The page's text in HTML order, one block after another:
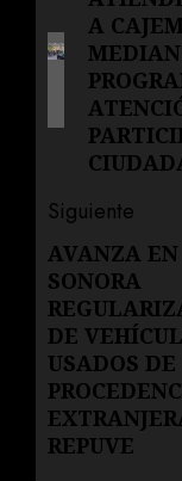
anterior:
A
Siguiente
Siguiente
entrada:
AVANZA EN
SONORA
DE
USADOS DE
REPUVE